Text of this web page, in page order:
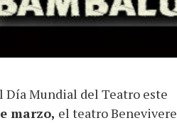
Día Mundial del Teatro este
marzo, el teatro Benevivere